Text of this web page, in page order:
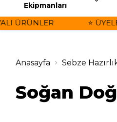
Ekipmanları
⭐
Anasayfa Sebze
Soğan